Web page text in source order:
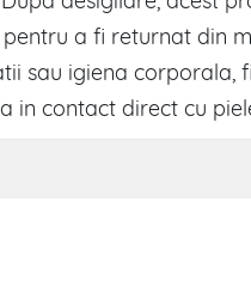
a fi returnat din
sau igiena corporala,
in contact direct cu